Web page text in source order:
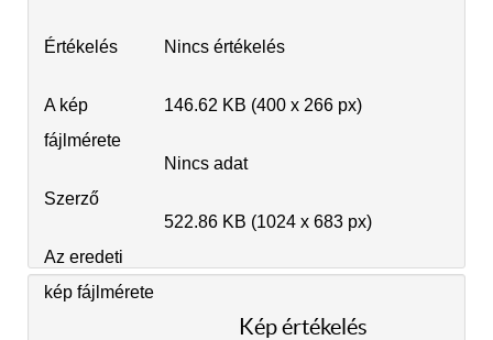
Értékelés Nincs értékelés
A kép
fájlmérete
146.62 KB (400 x 266 px)
Szerző
Nincs adat
Az eredeti
kép fájlmérete
522.86 KB (1024 x 683 px)
Kép értékelés